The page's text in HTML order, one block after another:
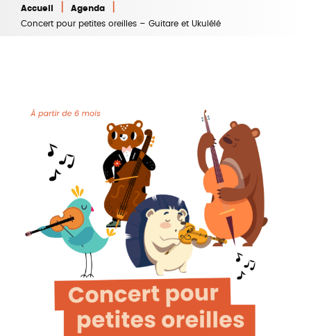
Accueil Agenda
Concert pour petites oreilles – Guitare et Ukulélé